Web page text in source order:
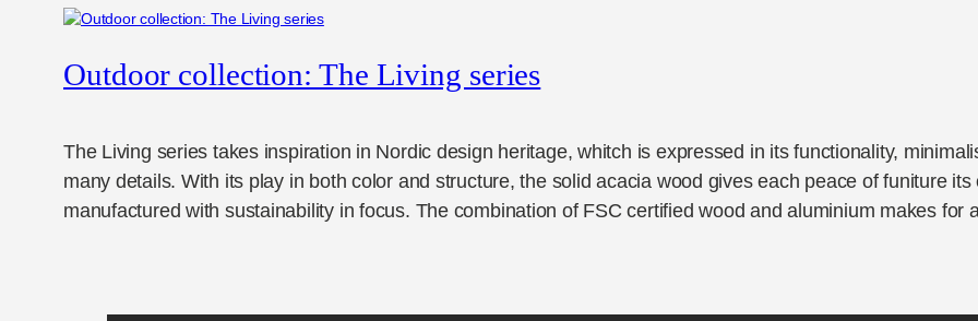
Outdoor collection: The Living series
The Living series takes inspiration in Nordic design heritage, whitch is expressed in its functionality,
many details. With its play in both color and structure, the solid acacia wood gives each peace of funiture
manufactured with sustainability in focus. The combination of FSC certified wood and aluminium makes for